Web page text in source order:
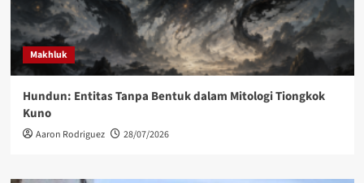
Makhluk
Hundun: Entitas Tanpa Bentuk dalam Mitologi Tiongkok
Kuno
Aaron Rodriguez 28/07/2026